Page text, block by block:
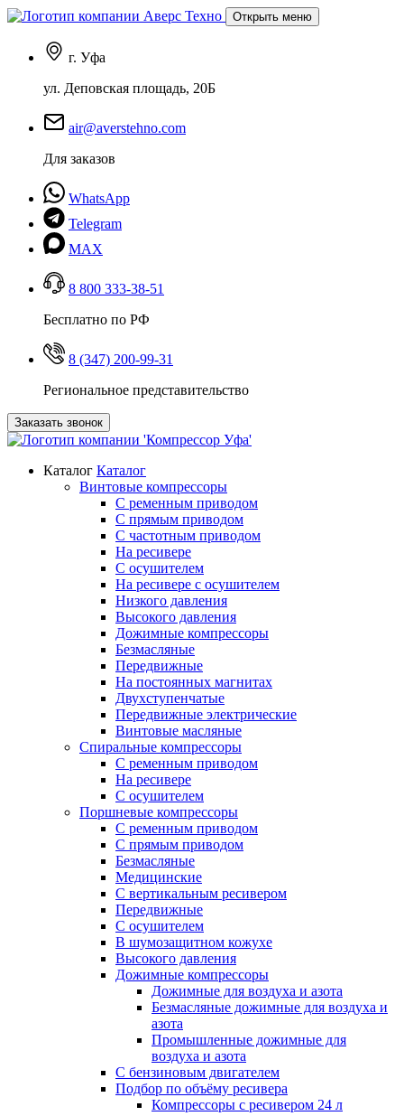
Открыть меню
г. Уфа
ул. Деповская площадь, 20Б
air@averstehno.com
Для заказов
WhatsApp
Telegram
MAX
8 800 333-38-51
Бесплатно по РФ
8 (347) 200-99-31
Региональное представительство
Заказать звонок
Каталог Каталог
Винтовые компрессоры
С ременным приводом
С прямым приводом
С частотным приводом
На ресивере
С осушителем
На ресивере с осушителем
Низкого давления
Высокого давления
Дожимные компрессоры
Безмасляные
Передвижные
На постоянных магнитах
Двухступенчатые
Передвижные электрические
Винтовые масляные
Спиральные компрессоры
С ременным приводом
На ресивере
С осушителем
Поршневые компрессоры
С ременным приводом
С прямым приводом
Безмасляные
Медицинские
С вертикальным ресивером
Передвижные
С осушителем
В шумозащитном кожухе
Высокого давления
Дожимные компрессоры
Дожимные для воздуха и азота
Безмасляные дожимные для воздуха и
азота
Промышленные дожимные для
воздуха и азота
С бензиновым двигателем
Подбор по объёму ресивера
Компрессоры с ресивером 24 л